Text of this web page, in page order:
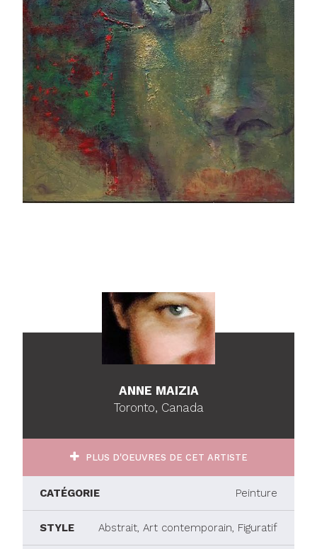
ANNE MAIZIA
Toronto, Canada
PLUS D'OEUVRES DE CET ARTISTE
CATÉGORIE Peinture
STYLE Abstrait, Art contemporain, Figuratif